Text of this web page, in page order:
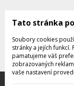
Děkujeme
Tato stránka
Soubory cookies
stránky a jejích
pamatujeme váš
zobrazovaných
vaše nastavení